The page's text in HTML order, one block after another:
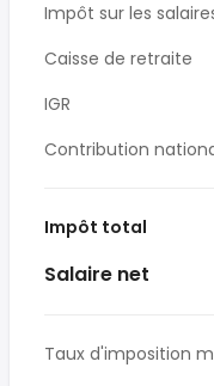
Impôt sur les
Caisse de retraite
IGR
Contribution
Impôt total
Salaire net
Taux d'imposition